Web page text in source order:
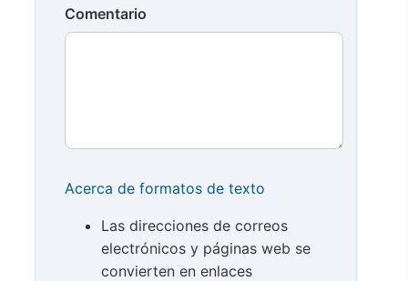
Comentario
Acerca de formatos de texto
Las direcciones de correos
electrónicos y páginas web se
convierten en enlaces